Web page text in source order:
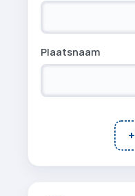
Plaatsnaam
+